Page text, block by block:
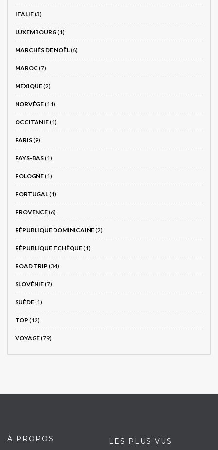
ITALIE(3)
LUXEMBOURG(1)
MARCHÉS DE NOËL(6)
MAROC (7)
MEXIQUE(2)
NORVÈGE(11)
OCCITANIE(1)
PARIS(9)
PAYS-BAS(1)
POLOGNE(1)
PORTUGAL(1)
PROVENCE(6)
RÉPUBLIQUE DOMINICAINE(2)
RÉPUBLIQUE TCHÈQUE(1)
ROAD TRIP (34)
SLOVÉNIE(7)
SUÈDE(1)
TOP (12)
VOYAGE(79)
À PROPOS
LES PLUS VUS